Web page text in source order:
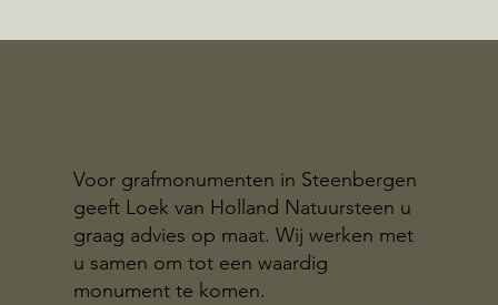
Voor grafmonumenten in Steenbergen
geeft Loek van Holland Natuursteen u
graag advies op maat. Wij werken met
u samen om tot een waardig
monument te komen.